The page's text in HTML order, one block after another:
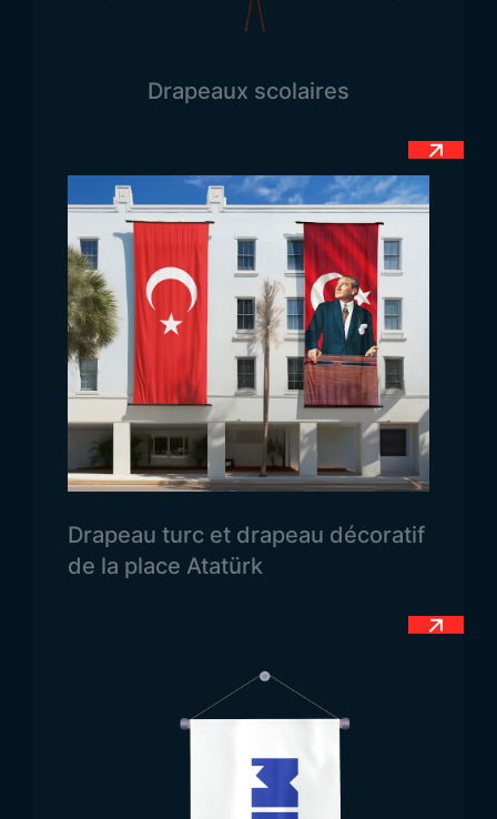
militaires et officielles, pendant les discours
places monumentales des centres-villes, lors des
bâtiments prestigieux, les habitations, et même
dans les centres commerciaux.
Tous les modèles deDrapeaux Nationauxet vos
autres besoins peuvent être contactés via Trend
Bayrak.
Visitez-nous avec Google Maps !
Drapeaux scolaires
Drapeau turc et drapeau décoratif
de la place Atatürk